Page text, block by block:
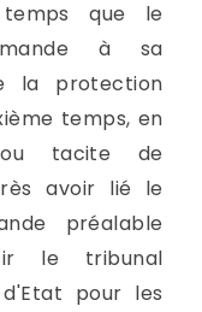
que le
à sa
la protection
temps, en
tacite de
avoir lié le
préalable
le tribunal
pour les